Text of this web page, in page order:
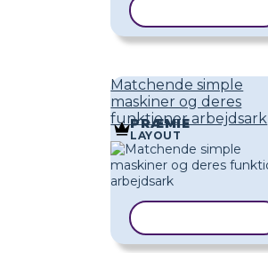
Matchende simple
maskiner og deres
funktioner arbejdsark
PRÆMIE
LAYOUT